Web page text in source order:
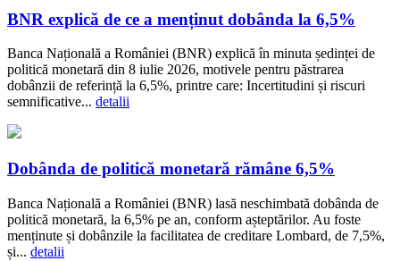
BNR explică de ce a menținut dobânda la 6,5%
Banca Națională a României (BNR) explică în minuta ședinței de
politică monetară din 8 iulie 2026, motivele pentru păstrarea
dobânzii de referință la 6,5%, printre care: Incertitudini și riscuri
semnificative... detalii
Dobânda de politică monetară rămâne 6,5%
Banca Națională a României (BNR) lasă neschimbată dobânda de
politică monetară, la 6,5% pe an, conform așteptărilor. Au foste
menținute și dobânzile la facilitatea de creditare Lombard, de 7,5%,
și... detalii